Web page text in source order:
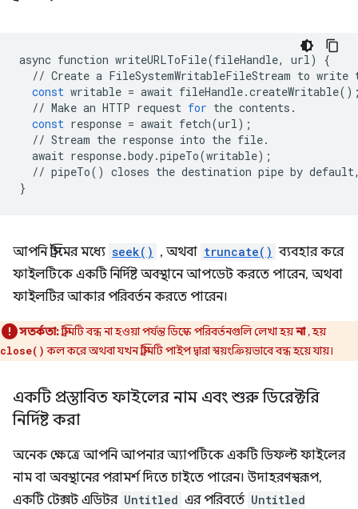
async function writeURLToFile(fileHandle, url)
{
// Create a FileSystemWritableFileStream to write
const writable = await fileHandle.createWritable
// Make an HTTP request for the contents .
const response = await fetch(url);
// Stream the response into the file.
await response.body.pipeTo(writable);
// pipeTo() closes the destination pipe by default
}
আপনি স্ট্রিমের মধ্যে seek() , অথবা truncate() ব্যবহার করে
ফাইলটিকে একটি নির্দিষ্ট অবস্থানে আপডেট করতে পারেন, অথবা
ফাইলটির আকার পরিবর্তন করতে পারেন।
সতর্কতা:স্ট্রিমটি বন্ধ না হওয়া পর্যন্ত ডিস্কে পরিবর্তনগুলি লেখা হয়না, হয়
close() কল করে অথবা যখন স্ট্রিমটি পাইপ দ্বারা স্বয়ংক্রিয়ভাবে বন্ধ হয়ে যায়।
একটি প্রস্তাবিত ফাইলের নাম এবং শুরু ডিরেক্টরি
নির্দিষ্ট করা
অনেক ক্ষেত্রে আপনি আপনার অ্যাপটিকে একটি ডিফল্ট ফাইলের
নাম বা অবস্থানের পরামর্শ দিতে চাইতে পারেন। উদাহরণস্বরূপ,
একটি টেক্সট এডিটর Untitled এর পরিবর্তে Untitled